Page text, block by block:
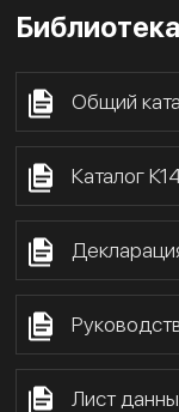
Библиотека
Общий
Каталог
Лист